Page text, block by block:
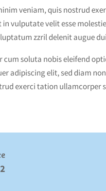
veniam, quis nostrud
vulputate velit esse
zzril delenit augue
cum soluta nobis eleifend
adipiscing elit, sed diam
exerci tation ullamcorper